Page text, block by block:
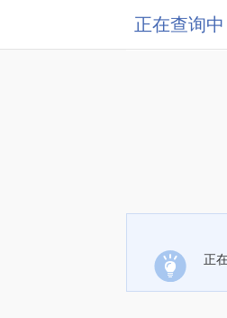
正在查询中
正